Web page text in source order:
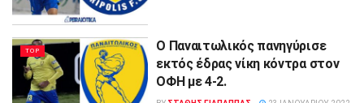
TOP
Ο Παναιτωλικός πανηγύρισε
εκτός έδρας νίκη κόντρα στον
ΟΦΗ με 4-2.